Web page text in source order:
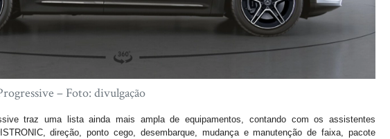
– Foto: divulgação
traz uma lista ainda mais ampla de equipamentos, contando com os assistentes
direção, ponto cego, desembarque, mudança e manutenção de faixa, pacote